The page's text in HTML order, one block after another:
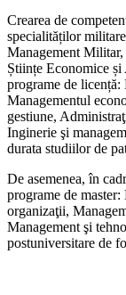
Crearea de
specialităților
Management
Științe Economice și
programe de
Managementul
gestiune,
Inginerie şi
durata studiilor de
De asemenea, în
programe de
organizaţii,
Management şi
postuniversitare de